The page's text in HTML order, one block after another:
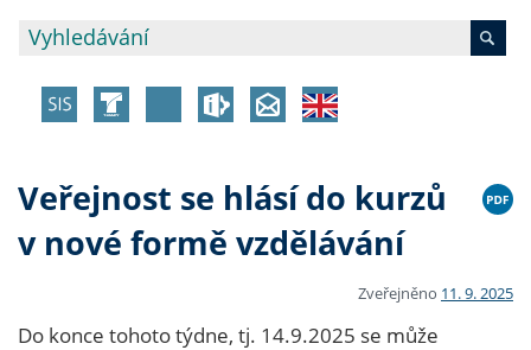
Veřejnost se hlásí do kurzů
v nové formě vzdělávání
Zveřejněno 11. 9. 2025
Do konce tohoto týdne, tj. 14.9.2025 se může